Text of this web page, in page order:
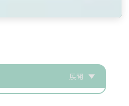
展開 ▼